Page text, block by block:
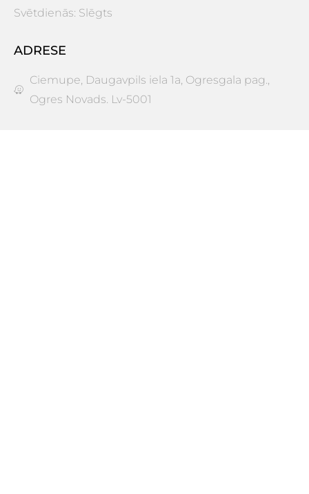
Svētdienās: Slēgts
ADRESE
Ciemupe, Daugavpils iela 1a, Ogresgala pag.,
Ogres Novads. Lv-5001